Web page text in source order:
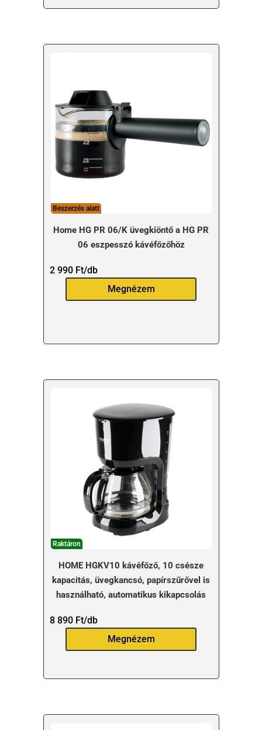
Beszerzés alatt
Home HG PR 06/K üvegkiöntő a HG PR
06 eszpesszó kávéfőzőhöz
2 990 Ft/db
Megnézem
Raktáron
HOME HGKV10 kávéfőző, 10 csésze
kapacitás, üvegkancsó, papírszűrővel is
használható, automatikus kikapcsolás
8 890 Ft/db
Megnézem